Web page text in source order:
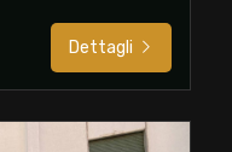
Dettagli